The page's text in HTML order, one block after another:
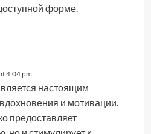
форме.
4:04 pm
настоящим
и мотивации.
предоставляет